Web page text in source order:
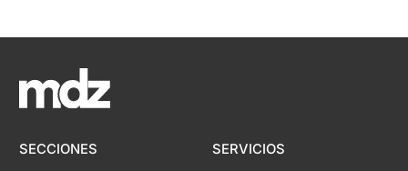
SECCIONES SERVICIOS